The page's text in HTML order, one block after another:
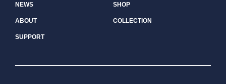
NEWS SHOP
ABOUT COLLECTION
SUPPORT